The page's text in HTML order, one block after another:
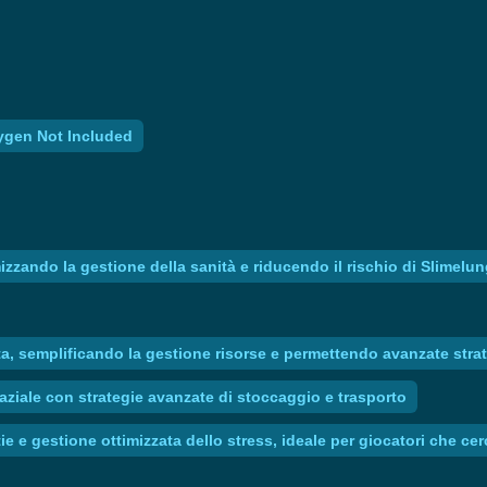
Not Included
la gestione della sanità e riducendo il rischio di
la gestione risorse e permettendo avanzate
con strategie avanzate di stoccaggio e trasporto
gestione ottimizzata dello stress, ideale per giocatori che